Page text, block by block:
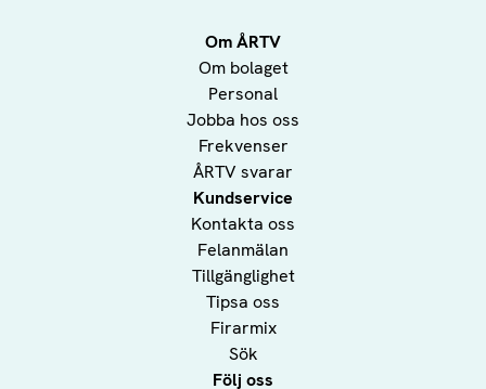
Om ÅRTV
Om bolaget
Personal
Jobba hos oss
Frekvenser
ÅRTV svarar
Kundservice
Kontakta oss
Felanmälan
Tillgänglighet
Tipsa oss
Firarmix
Sök
Följ oss